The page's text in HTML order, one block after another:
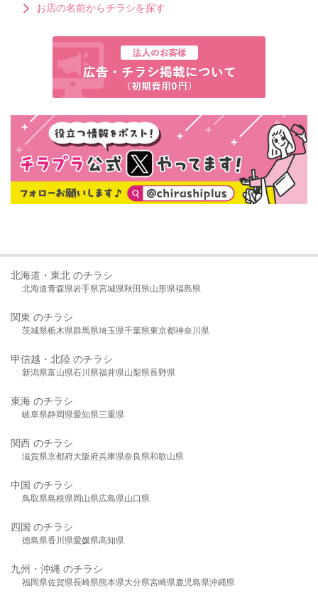
お店の名前からチラシを探す
北海道・東北 のチラシ
北海道青森県岩手県宮城県秋田県山形県福島県
関東 のチラシ
茨城県栃木県群馬県埼玉県千葉県東京都神奈川県
甲信越・北陸 のチラシ
新潟県富山県石川県福井県山梨県長野県
東海 のチラシ
岐阜県静岡県愛知県三重県
関西 のチラシ
滋賀県京都府大阪府兵庫県奈良県和歌山県
中国 のチラシ
鳥取県島根県岡山県広島県山口県
四国 のチラシ
徳島県香川県愛媛県高知県
九州・沖縄 のチラシ
福岡県佐賀県長崎県熊本県大分県宮崎県鹿児島県沖縄県